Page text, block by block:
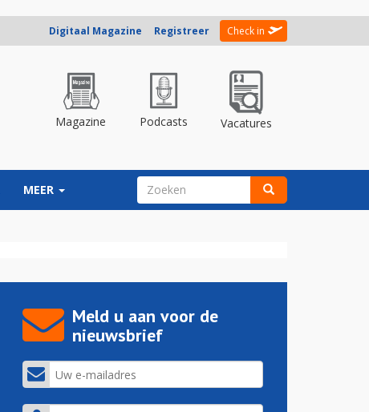
Digitaal Magazine Registreer Check in
Magazine Podcasts Vacatures
MEER ZOEKVELD
Meld u aan voor de
nieuwsbrief